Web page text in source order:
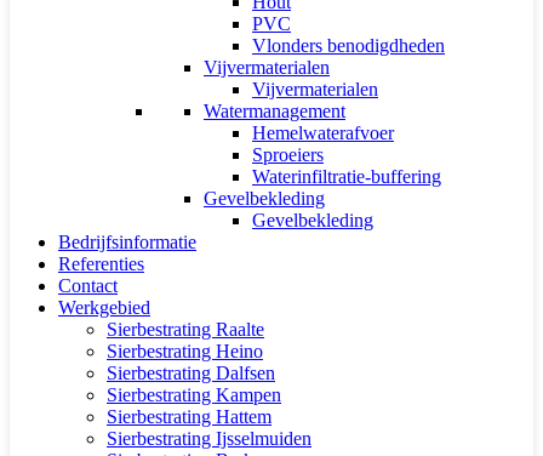
PVC
Vlonders benodigdheden
Vijvermaterialen
Vijvermaterialen
Watermanagement
Hemelwaterafvoer
Sproeiers
Waterinfiltratie-buffering
Gevelbekleding
Gevelbekleding
Bedrijfsinformatie
Referenties
Contact
Werkgebied
Sierbestrating Raalte
Sierbestrating Heino
Sierbestrating Dalfsen
Sierbestrating Kampen
Sierbestrating Hattem
Sierbestrating Ijsselmuiden